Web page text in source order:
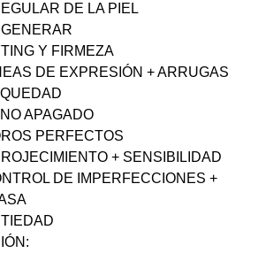
DE LA PIEL
Y FIRMEZA
DE EXPRESIÓN + ARRUGAS
APAGADO
PERFECTOS
+ SENSIBILIDAD
DE IMPERFECCIONES +